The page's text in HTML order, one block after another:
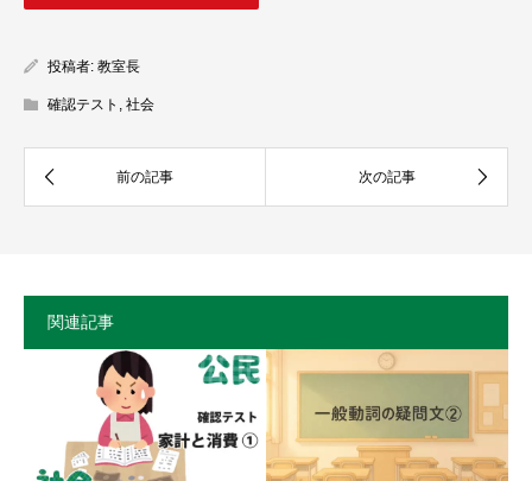
投稿者: 教室長
確認テスト , 社会
関連記事